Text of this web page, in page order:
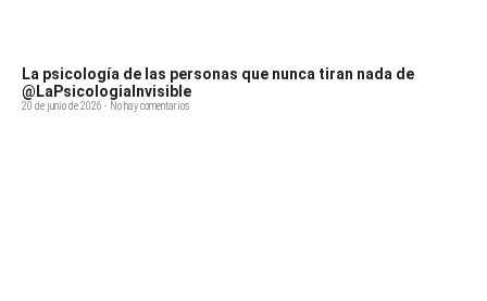
La psicología de las personas que nunca tiran nada de
@LaPsicologiaInvisible
20 de junio de 2026 No hay comentarios